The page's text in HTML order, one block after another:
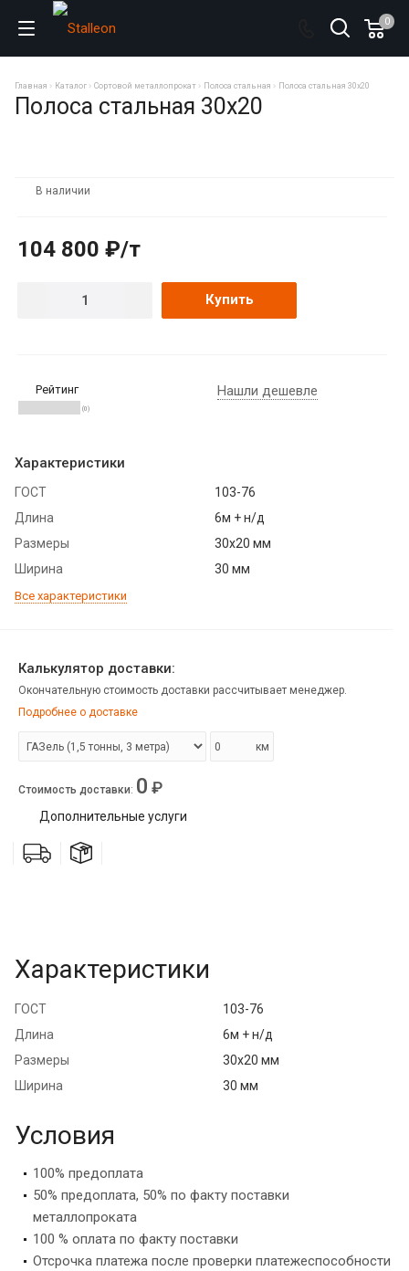
0
Главная Каталог Сортовой металлопрокат Полоса стальная Полоса стальная 30х20
Полоса стальная 30х20
В наличии
104 800 ₽/т
Купить
Рейтинг
(0)
Нашли дешевле
Характеристики
ГОСТ
103-76
Длина
6м + н/д
Размеры
30х20 мм
Ширина
30 мм
Все характеристики
Калькулятор доставки:
Окончательную стоимость доставки рассчитывает менеджер.
Подробнее о доставке
км
Стоимость доставки: 0 ₽
Дополнительные услуги
Характеристики
ГОСТ
103-76
Длина
6м + н/д
Размеры
30х20 мм
Ширина
30 мм
Условия
100% предоплата
50% предоплата, 50% по факту поставки
металлопроката
100 % оплата по факту поставки
Отсрочка платежа после проверки платежеспособности